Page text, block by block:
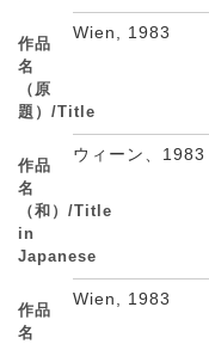
作品
名
（原
題）/Title
Wien, 1983
作品
名
（和）/Title
in
Japanese
ウィーン、1983
作品
名
Wien, 1983